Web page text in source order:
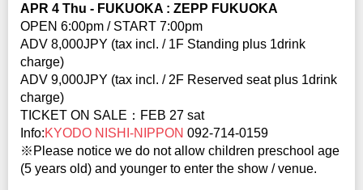
APR 4 Thu - FUKUOKA : ZEPP FUKUOKA
OPEN 6:00pm / START 7:00pm
ADV 8,000JPY (tax incl. / 1F Standing plus 1drink
charge)
ADV 9,000JPY (tax incl. / 2F Reserved seat plus 1drink
charge)
TICKET ON SALE：FEB 27 sat
Info:KYODO NISHI-NIPPON 092-714-0159
※Please notice we do not allow children preschool age
(5 years old) and younger to enter the show / venue.